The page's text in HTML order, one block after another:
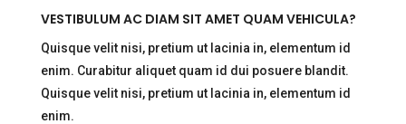
VESTIBULUM AC DIAM SIT AMET QUAM VEHICULA?
Quisque velit nisi, pretium ut lacinia in, elementum id
enim. Curabitur aliquet quam id dui posuere blandit.
Quisque velit nisi, pretium ut lacinia in, elementum id
enim.